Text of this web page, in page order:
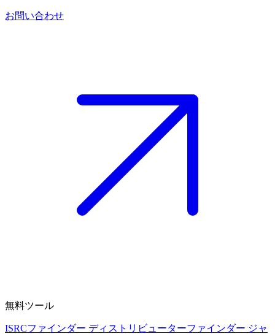
お問い合わせ
無料ツール
ISRCファインダー ディストリビューターファインダー ジャ